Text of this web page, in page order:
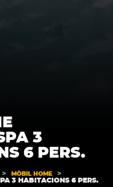
3
6 PERS.
> MÒBIL HOME
>
3 HABITACIONS 6 PERS.